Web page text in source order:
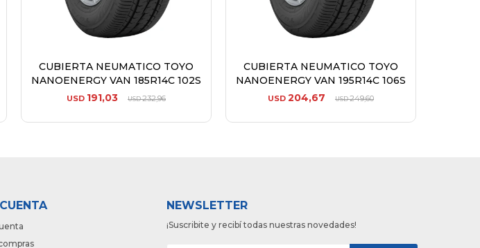
CUBIERTA NEUMATICO TOYO
NANOENERGY VAN 185R14C 102S
USD 191,03 USD232,96
CUBIERTA NEUMATICO TOYO
NANOENERGY VAN 195R14C 106S
USD 204,67 USD249,60
NEWSLETTER
¡Suscribite y recibí todas nuestras novedades!